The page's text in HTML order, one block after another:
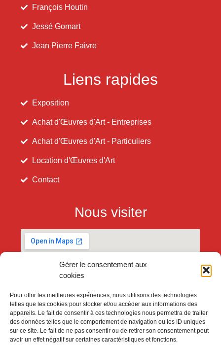
Gérer le consentement aux
cookies
Pour offrir les meilleures expériences, nous utilisons des technologies
telles que les cookies pour stocker et/ou accéder aux informations des
appareils. Le fait de consentir à ces technologies nous permettra de traiter
des données telles que le comportement de navigation ou les ID uniques
sur ce site. Le fait de ne pas consentir ou de retirer son consentement peut
avoir un effet négatif sur certaines caractéristiques et fonctions.
François Houtin
Jessé Gomart
Jean Pierre Faivre
Liens rapides
Exposition
Achat d'Œuvres d'Art - Entreprises
Achat d'Œuvres d'Art - Particuliers
Location d'Œuvres d'Art
Contact
Nous visiter